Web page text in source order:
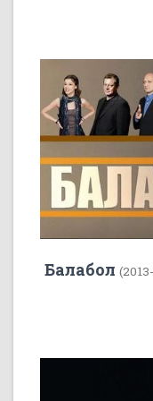
Балабол